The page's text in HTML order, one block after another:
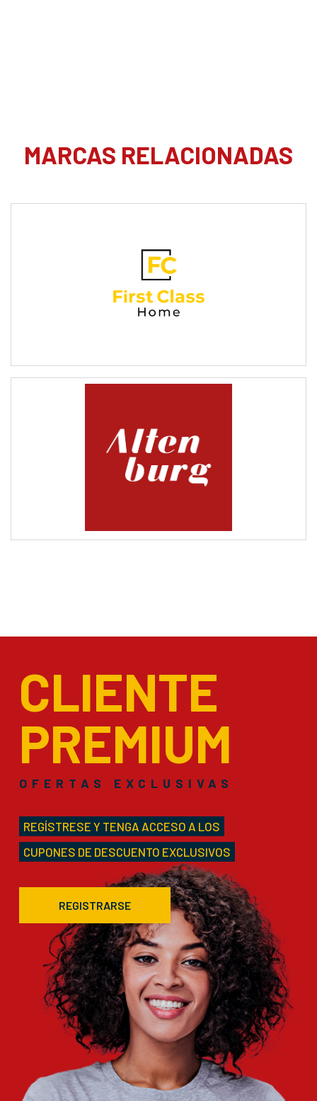
MARCAS RELACIONADAS
CLIENTE
PREMIUM
OFERTAS EXCLUSIVAS
REGÍSTRESE Y TENGA ACCESO A LOS
CUPONES DE DESCUENTO EXCLUSIVOS
REGISTRARSE